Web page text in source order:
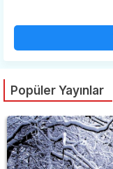
Popüler Yayınlar